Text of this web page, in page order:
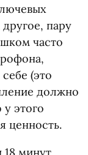
пару
часто
(это
должно
этого
ценность.